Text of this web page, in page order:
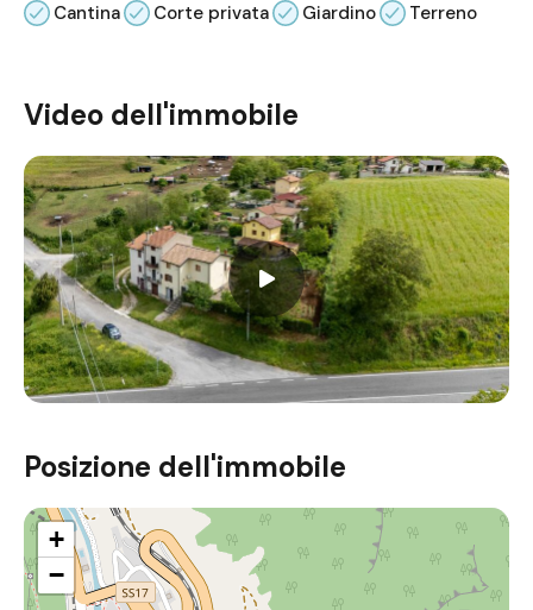
Cantina Corte privata Giardino Terreno
Video dell'immobile
Posizione dell'immobile
+
−